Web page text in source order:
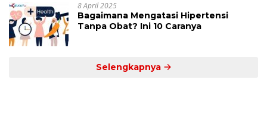
8 April 2025
Bagaimana Mengatasi Hipertensi
Tanpa Obat? Ini 10 Caranya
Selengkapnya